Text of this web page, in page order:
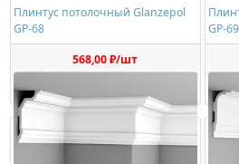
Плинтус потолочный Glanzepol
GP-68
568,00 ₽/шт
GP-69